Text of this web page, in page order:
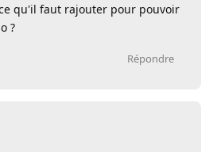
qu'il faut rajouter pour pouvoir
?
Répondre